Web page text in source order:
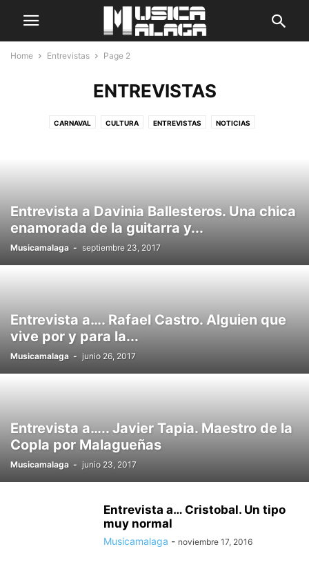
Home Entrevistas Page 2
ENTREVISTAS
CARNAVAL CULTURA ENTREVISTAS NOTICIAS
Entrevista a Davinia Ballesteros. Una chica
enamorada de la guitarra y...
Musicamalaga - septiembre 23, 2017
Entrevista a…. Rafael Castro. Alguien que
vive por y para la...
Musicamalaga - junio 26, 2017
Entrevista a….. Javier Tapia. Maestro de la
Copla por Malagueñas
Musicamalaga - junio 23, 2017
Entrevista a… Cristobal. Un tipo
muy normal
Musicamalaga - noviembre 17, 2016